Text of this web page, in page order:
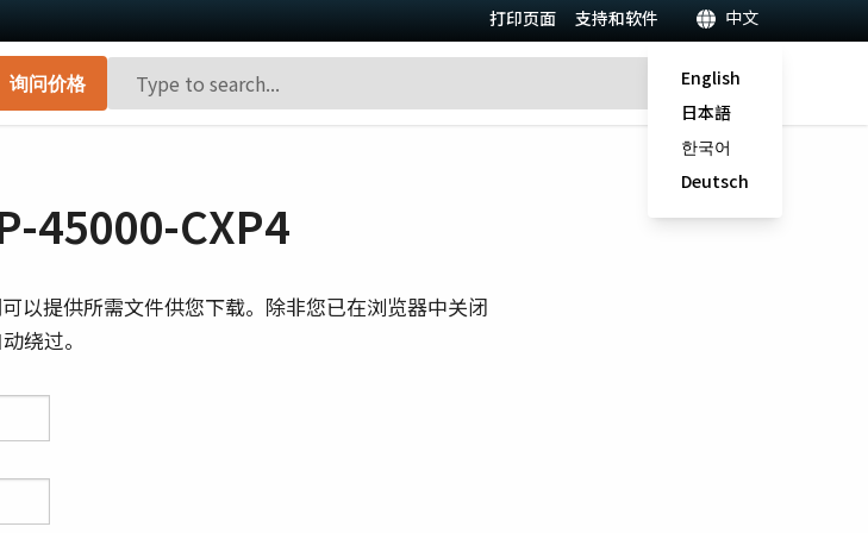
打印页面 支持和软件 中文
English
日本語
한국어
Deutsch
询问价格
描相机。
传感器技术。
机，能够提供高分辨
质量。
谱面阵扫描相机，具备适用
的独特功能。
三个传感器的多光谱
RGB面阵扫描相机，能够比
45000-CXP4
以提供所需文件供您下载。除非您已在浏览器中关闭
绕过。